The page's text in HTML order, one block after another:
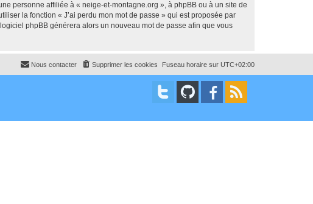
personne affiliée à « neige-et-montagne.org », à phpBB ou à un site de
la fonction « J’ai perdu mon mot de passe » qui est proposée par
phpBB générera alors un nouveau mot de passe afin que vous
Fuseau horaire sur UTC+02:00
Supprimer les cookies
Nous contacter